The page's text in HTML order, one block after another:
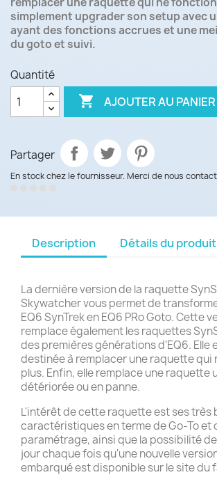
simplement upgrader son setup avec
ayant des fonctions accrues et une
du goto et suivi.
Quantité
 AJOUTER AU PANIER
Partager
En stock chez le fournisseur. Merci de nous
Description Détails du produit
La dernière version de la raquette
Skywatcher vous permet de
EQ6 SynTrek en EQ6 PRo Goto. Cette
remplace également les raquettes
des premières générations d'EQ6. Elle
destinée à remplacer une raquette qui
plus. Enfin, elle remplace une raquette
détériorée ou en panne.
L'intérêt de cette raquette est ses très
caractéristiques en terme de Go-To et
paramétrage, ainsi que la possibilité
jour chaque fois qu'une nouvelle
embarqué est disponible sur le site du